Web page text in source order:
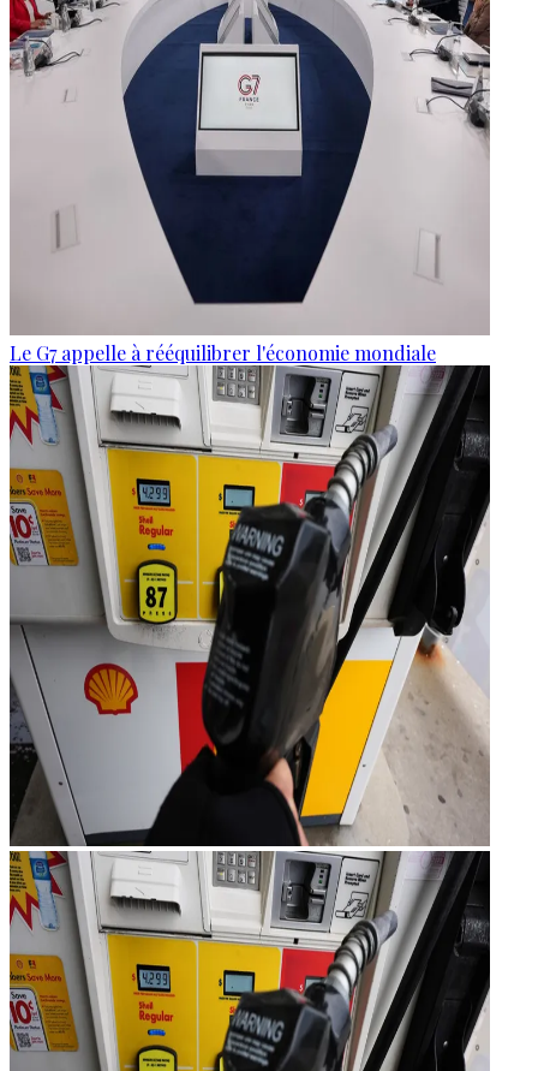
Le G7 appelle à rééquilibrer l'économie mondiale